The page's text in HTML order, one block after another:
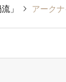
」 アーク